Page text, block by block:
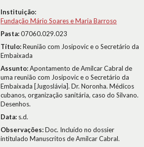
Instituição:
Fundação Mário Soares e Maria Barroso
Pasta:07060.029.023
Título:Reunião com Josipovic e o Secretário da
Embaixada
Assunto:Apontamento de Amílcar Cabral de
uma reunião com Josipovic e o Secretário da
Embaixada [Jugoslávia]. Dr. Noronha. Médicos
cubanos, organização sanitária, caso do Silvano.
Desenhos.
Data: s.d.
Observações:Doc. Incluído no dossier
intitulado Manuscritos de Amílcar Cabral.